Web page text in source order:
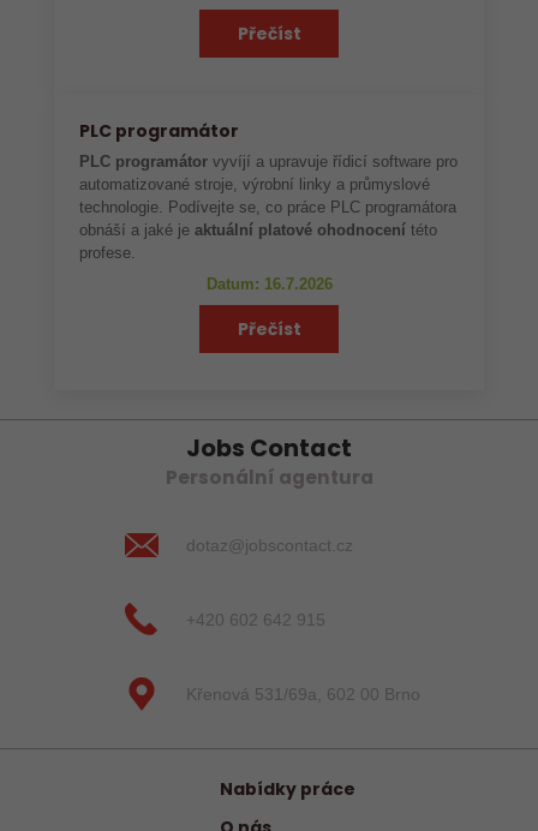
Přečíst
PLC programátor
PLC programátor vyvíjí a upravuje řídicí software pro
automatizované stroje, výrobní linky a průmyslové
technologie. Podívejte se, co práce PLC programátora
obnáší a jaké je aktuální platové ohodnocení této
profese.
Datum: 16.7.2026
Přečíst
Jobs Contact
Personální agentura
dotaz@jobscontact.cz
+420 602 642 915
Křenová 531/69a, 602 00 Brno
Nabídky práce